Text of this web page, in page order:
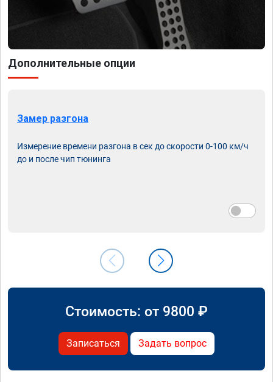
Дополнительные опции
Замер разгона
Измерение времени разгона в сек до скорости 0-100 км/ч
до и после чип тюнинга
Стоимость: от 9800 ₽
Записаться Задать вопрос